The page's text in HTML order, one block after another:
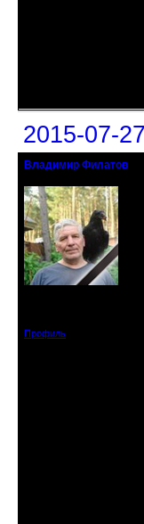
2015-07-
Владимир Филатов
Профиль